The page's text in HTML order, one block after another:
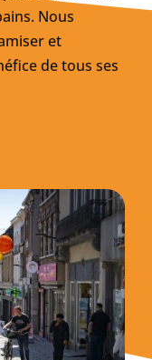
Nous
et
de tous ses